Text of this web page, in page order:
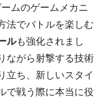
ムのゲームメカニ
法でバトルを楽しむ
ルも強化されまし
ながら射撃する技術
立ち、新しいスタイ
で戦う際に本当に役